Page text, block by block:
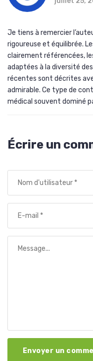
Je tiens à remercier
rigoureuse et équilibrée.
clairement référencées,
adaptées à la diversité
récentes sont décrites
admirable. Ce type de
médical souvent dominé
Écrire un
Envoyer un